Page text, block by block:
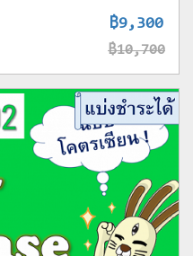
฿9,300
฿10,700